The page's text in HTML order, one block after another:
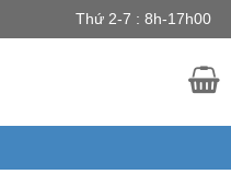
Thứ 2-7 : 8h-17h00